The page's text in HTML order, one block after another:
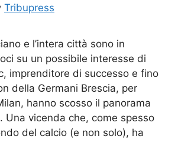
Tribupress
e l’intera città sono in
su un possibile interesse di
imprenditore di successo e fino
della Germani Brescia, per
hanno scosso il panorama
Una vicenda che, come spesso
del calcio (e non solo), ha